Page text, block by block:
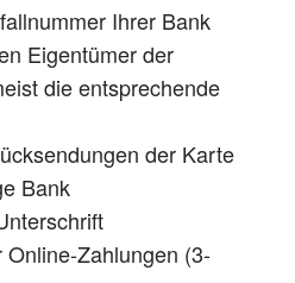
Ihrer Bank
Eigentümer der
die entsprechende
der Karte
Bank
Online-Zahlungen (3-